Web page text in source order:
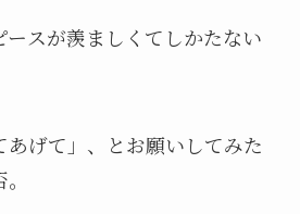
スが羨ましくてしかたない
あげて」、とお願いしてみた